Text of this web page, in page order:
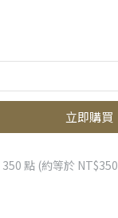
立即購買
350 點 (約等於 NT$350